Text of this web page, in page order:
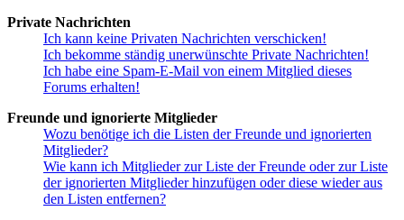
Private Nachrichten
Ich kann keine Privaten Nachrichten verschicken!
Ich bekomme ständig unerwünschte Private Nachrichten!
Ich habe eine Spam-E-Mail von einem Mitglied dieses
Forums erhalten!
Freunde und ignorierte Mitglieder
Wozu benötige ich die Listen der Freunde und ignorierten
Mitglieder?
Wie kann ich Mitglieder zur Liste der Freunde oder zur Liste
der ignorierten Mitglieder hinzufügen oder diese wieder aus
den Listen entfernen?